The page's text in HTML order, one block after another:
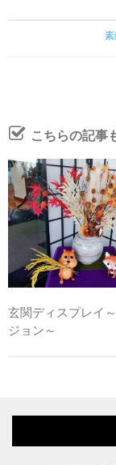
素
こちらの記事
玄関ディスプレイ
ジョン～